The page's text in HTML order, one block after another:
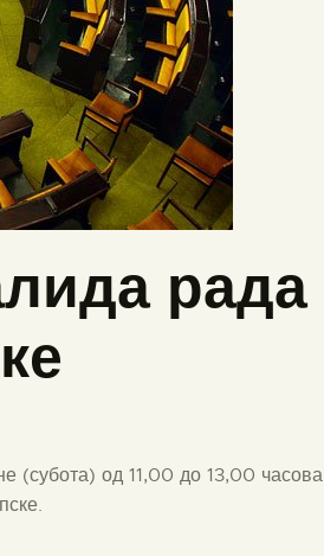
рада
(субота) од 11,00 до 13,00 часова